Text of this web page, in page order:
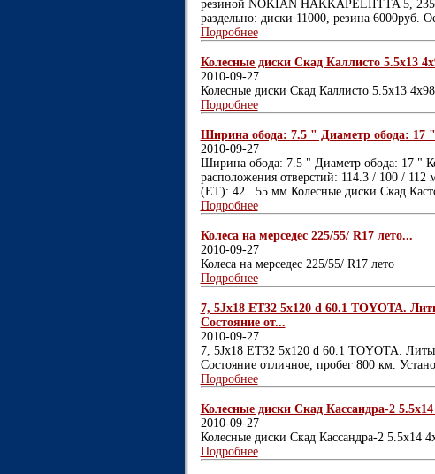
резиной NOKIAN HAKKAPELIITTA 5, 235/
раздельно: диски 11000, резина 6000руб.
Подробнее
Колесные диски Скад Каллисто 5.5x13
2010-09-27
Колесные диски Скад Каллисто 5.5x13
Подробнее
Ширина обода: 7.5 " Диаметр обода: 17
2010-09-27
Ширина обода: 7.5 " Диаметр обода: 17 "
расположения отверстий: 114.3 / 100 /
(ET): 42...55 мм Колесные диски Скад
Подробнее
Колеса на мерседес 225/55/ R17 лето...
2010-09-27
Колеса на мерседес 225/55/ R17 лето
Подробнее
7, 5Jx18 ET32 5х120 d 60.1 TOYOTA.
Состояние от...
2010-09-27
7, 5Jx18 ET32 5х120 d 60.1 TOYOTA.
Состояние отличное, пробег 800 км.
Подробнее
Колесные диски Скад Кассандра-2
2010-09-27
Колесные диски Скад Кассандра-2 5.5x14
Подробнее